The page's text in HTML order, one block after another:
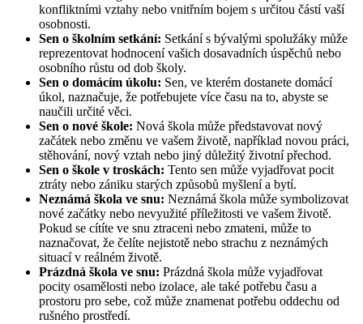
konfliktními vztahy nebo vnitřním bojem s určitou částí vaší
osobnosti.
Sen o školním setkání: Setkání s bývalými spolužáky může
reprezentovat hodnocení vašich dosavadních úspěchů nebo
osobního růstu od dob školy.
Sen o domácím úkolu: Sen, ve kterém dostanete domácí
úkol, naznačuje, že potřebujete více času na to, abyste se
naučili určité věci.
Sen o nové škole: Nová škola může představovat nový
začátek nebo změnu ve vašem životě, například novou práci,
stěhování, nový vztah nebo jiný důležitý životní přechod.
Sen o škole v troskách: Tento sen může vyjadřovat pocit
ztráty nebo zániku starých způsobů myšlení a bytí.
Neznámá škola ve snu: Neznámá škola může symbolizovat
nové začátky nebo nevyužité příležitosti ve vašem životě.
Pokud se cítíte ve snu ztraceni nebo zmateni, může to
naznačovat, že čelíte nejistotě nebo strachu z neznámých
situací v reálném životě.
Prázdná škola ve snu: Prázdná škola může vyjadřovat
pocity osamělosti nebo izolace, ale také potřebu času a
prostoru pro sebe, což může znamenat potřebu oddechu od
rušného prostředí.